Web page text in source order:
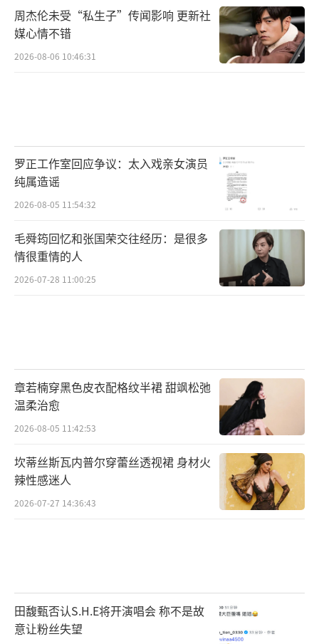
顺、张艺凡、田依桐、林家川主演，王珞丹、
王大陆、马伯骞、孟子义特别出演，陈妍希、
李嘉琦、张祐维、易小星、酷酷的滕、王天
周杰伦未受“私生子”传闻影响 更新社
媒心情不错
2026-08-06 10:46:31
罗正工作室回应争议：太入戏亲女演员
纯属造谣
2026-08-05 11:54:32
毛舜筠回忆和张国荣交往经历：是很多
情很重情的人
2026-07-28 11:00:25
章若楠穿黑色皮衣配格纹半裙 甜飒松弛
温柔治愈
2026-08-05 11:42:53
坎蒂丝斯瓦内普尔穿蕾丝透视裙 身材火
辣性感迷人
2026-07-27 14:36:43
田馥甄否认S.H.E将开演唱会 称不是故
意让粉丝失望